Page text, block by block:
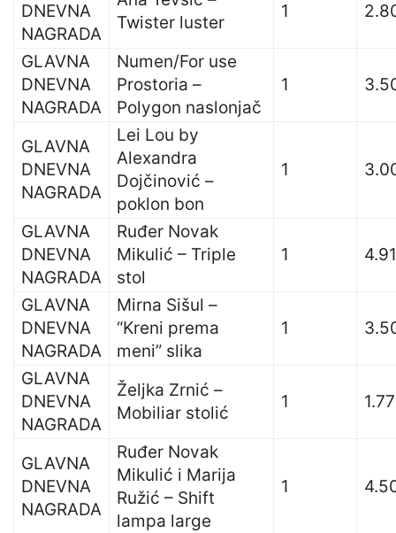
DNEVNA
NAGRADA
Twister luster
1
GLAVNA
DNEVNA
NAGRADA
Numen/For use
Prostoria –
Polygon naslonjač
1
GLAVNA
DNEVNA
NAGRADA
Lei Lou by
Alexandra
Dojčinović –
poklon bon
1
GLAVNA
DNEVNA
NAGRADA
Ruđer Novak
Mikulić – Triple
stol
1
GLAVNA
DNEVNA
NAGRADA
Mirna Sišul –
“Kreni prema
meni” slika
1
GLAVNA
DNEVNA
NAGRADA
Željka Zrnić –
Mobiliar stolić
1
GLAVNA
DNEVNA
NAGRADA
Ruđer Novak
Mikulić i Marija
Ružić – Shift
lampa large
1